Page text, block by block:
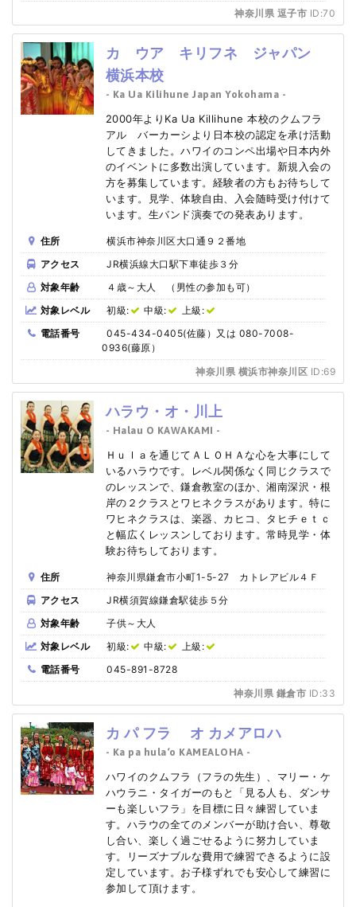
神奈川県 逗子市 ID:70
カ ウア キリフネ ジャパン
横浜本校
- Ka Ua Kilihune Japan Yokohama -
2000年よりKa Ua Killihune 本校のクムフラ
アル バーカーシより日本校の認定を承け活動
してきました。ハワイのコンペ出場や日本内外
のイベントに多数出演しています。新規入会の
方を募集しています。経験者の方もお待ちして
います。見学、体験自由、入会随時受け付けて
います。生バンド演奏での発表あります。
住所
横浜市神奈川区大口通９２番地
アクセス
JR横浜線大口駅下車徒歩３分
対象年齢
４歳～大人 （男性の参加も可）
対象レベル
初級: 中級:
上級:
電話番号
045-434-0405(佐藤）又は 080-7008-
0936(藤原）
神奈川県 横浜市神奈川区 ID:69
ハラウ・オ・川上
- Halau O KAWAKAMI -
Ｈｕｌａを通じてＡＬＯＨＡな心を大事にして
いるハラウです。レベル関係なく同じクラスで
のレッスンで、鎌倉教室のほか、湘南深沢・根
岸の２クラスとワヒネクラスがあります。特に
ワヒネクラスは、楽器、カヒコ、タヒチｅｔｃ
と幅広くレッスンしております。常時見学・体
験お待ちしております。
住所
神奈川県鎌倉市小町1-5-27 カトレアビル４Ｆ
アクセス
JR横須賀線鎌倉駅徒歩５分
対象年齢
子供～大人
対象レベル
初級: 中級:
上級:
電話番号
045-891-8728
神奈川県 鎌倉市 ID:33
カ パ フラ オ カメアロハ
- Ka pa hula‘o KAMEALOHA -
ハワイのクムフラ（フラの先生）、マリー・ケ
ハウラニ・タイガーのもと「見る人も、ダンサ
ーも楽しいフラ」を目標に日々練習していま
す。ハラウの全てのメンバーが助け合い、尊敬
し合い、楽しく過ごせるように努力していま
す。リーズナブルな費用で練習できるように設
定しています。お子様ずれでも安心して練習に
参加して頂けます。